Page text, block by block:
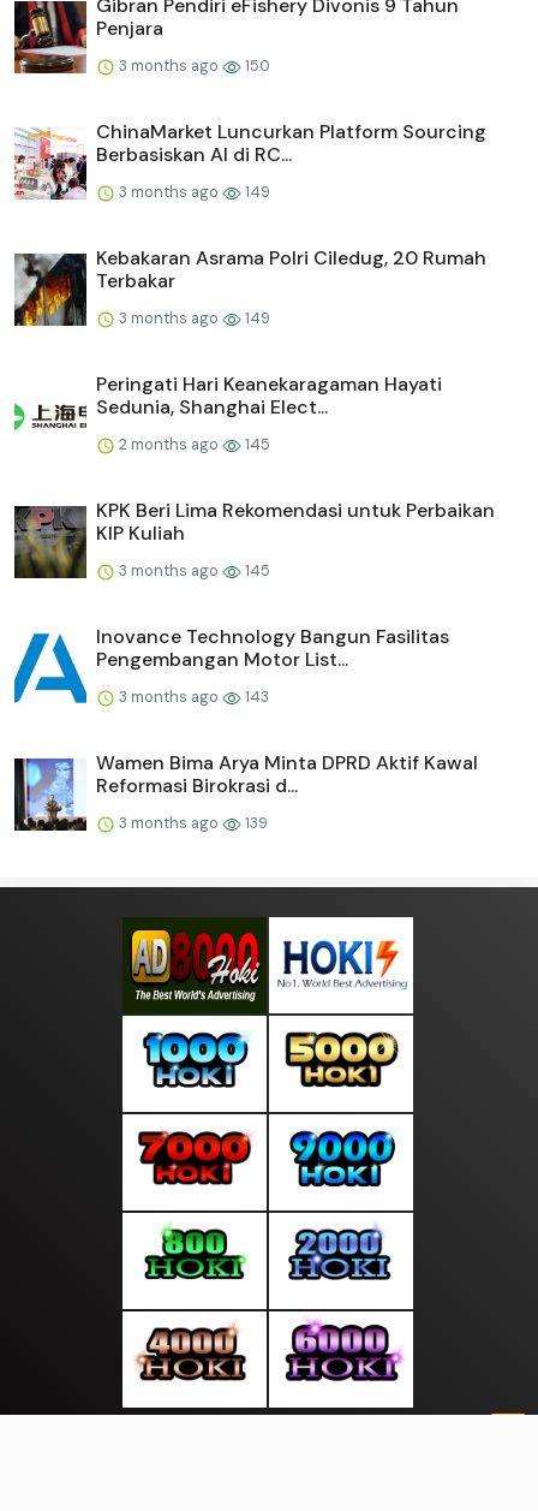
Gibran Pendiri eFishery Divonis 9 Tahun
Penjara
3 months ago 150
ChinaMarket Luncurkan Platform Sourcing
Berbasiskan AI di RC...
3 months ago 149
Kebakaran Asrama Polri Ciledug, 20 Rumah
Terbakar
3 months ago 149
Peringati Hari Keanekaragaman Hayati
Sedunia, Shanghai Elect...
2 months ago 145
KPK Beri Lima Rekomendasi untuk Perbaikan
KIP Kuliah
3 months ago 145
Inovance Technology Bangun Fasilitas
Pengembangan Motor List...
3 months ago 143
Wamen Bima Arya Minta DPRD Aktif Kawal
Reformasi Birokrasi d...
3 months ago 139